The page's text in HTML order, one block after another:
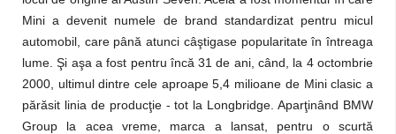
Mini a devenit numele de brand standardizat pentru micul
automobil, care până atunci câştigase popularitate în întreaga
lume. Şi aşa a fost pentru încă 31 de ani, când, la 4 octombrie
2000, ultimul dintre cele aproape 5,4 milioane de Mini clasic a
părăsit linia de producţie - tot la Longbridge. Aparţinând BMW
Group la acea vreme, marca a lansat, pentru o scurtă